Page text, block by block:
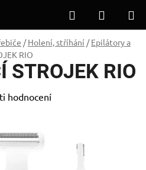
Hledat
KOŠÍK
/ Holení, stříhání / Epilátory a
RIO
STROJEK RIO
hodnocení